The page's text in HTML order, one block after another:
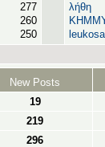
277
260
250
λήθη
New Posts
19
219
296